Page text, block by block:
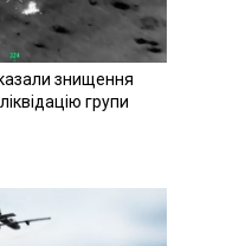
знищення
групи